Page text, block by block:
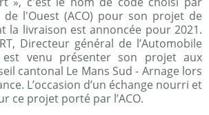
l'Ouest (ACO) pour son projet de
la livraison est annoncée pour 2021.
Directeur général de l’Automobile
est venu présenter son projet aux
cantonal Le Mans Sud - Arnage lors
L’occasion d’un échange nourri et
ce projet porté par l’ACO.